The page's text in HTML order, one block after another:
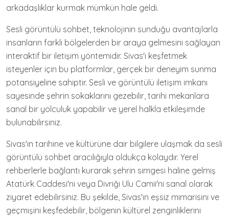
arkadaşlıklar kurmak mümkün hale geldi.
Sesli görüntülü sohbet, teknolojinin sunduğu avantajlarla
insanların farklı bölgelerden bir araya gelmesini sağlayan
interaktif bir iletişim yöntemidir. Sivas'ı keşfetmek
isteyenler için bu platformlar, gerçek bir deneyim sunma
potansiyeline sahiptir. Sesli ve görüntülü iletişim imkanı
sayesinde şehrin sokaklarını gezebilir, tarihi mekanlara
sanal bir yolculuk yapabilir ve yerel halkla etkileşimde
bulunabilirsiniz.
Sivas'ın tarihine ve kültürüne dair bilgilere ulaşmak da sesli
görüntülü sohbet aracılığıyla oldukça kolaydır. Yerel
rehberlerle bağlantı kurarak şehrin simgesi haline gelmiş
Atatürk Caddesi'ni veya Divriği Ulu Camii'ni sanal olarak
ziyaret edebilirsiniz. Bu şekilde, Sivas'ın eşsiz mimarisini ve
geçmişini keşfedebilir, bölgenin kültürel zenginliklerini